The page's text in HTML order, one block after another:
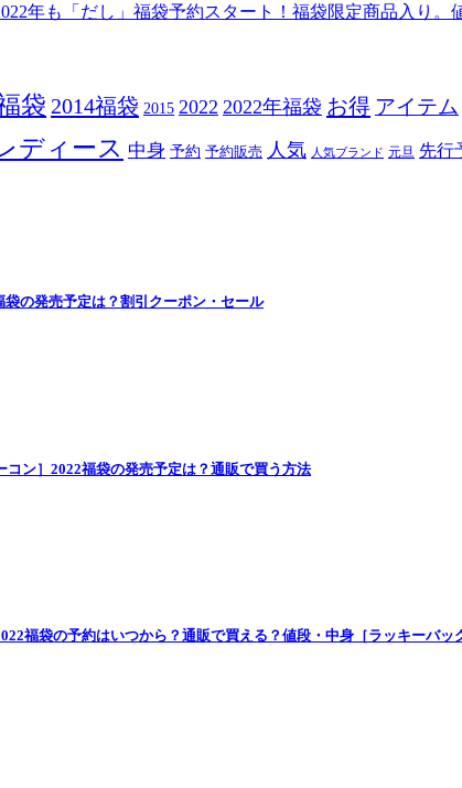
年も「だし」福袋予約スタート！福袋限定商品入り。
袋 2014福袋 2015 2022 2022年福袋 お得 アイテム
ディース 中身 予約 予約販売 人気 人気ブランド 元旦 先行
袋の発売予定は？割引クーポン・セール
コン］2022福袋の発売予定は？通販で買う方法
福袋の予約はいつから？通販で買える？値段・中身［ラッキーバッ